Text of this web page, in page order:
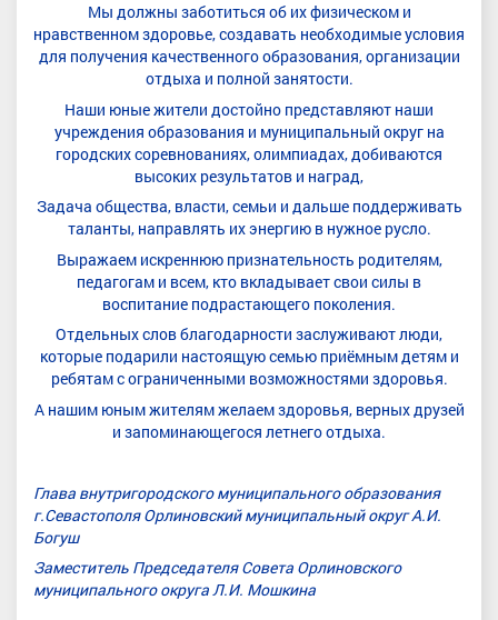
Мы должны заботиться об их физическом и
нравственном здоровье, создавать необходимые условия
для получения качественного образования, организации
отдыха и полной занятости.
Наши юные жители достойно представляют наши
учреждения образования и муниципальный округ на
городских соревнованиях, олимпиадах, добиваются
высоких результатов и наград,
Задача общества, власти, семьи и дальше поддерживать
таланты, направлять их энергию в нужное русло.
Выражаем искреннюю признательность родителям,
педагогам и всем, кто вкладывает свои силы в
воспитание подрастающего поколения.
Отдельныхслов благодарности заслуживают люди,
которые подарили настоящую семью приёмным детям и
ребятам с ограниченными возможностями здоровья.
А нашим юным жителям желаем здоровья, верных друзей
и запоминающегося летнего отдыха.
Глава внутригородского муниципального образования
г.Севастополя Орлиновский муниципальный округ А.И.
Богуш
Заместитель Председателя Совета Орлиновского
муниципального округаЛ.И. Мошкина